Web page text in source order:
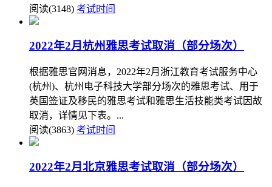
阅读(3148) 考试时间
2022年2月杭州雅思考试取消（部分场次）
根据雅思官网消息，2022年2月浙江教育考试服务中心
(杭州)、杭州电子科技大学部分场次的雅思考试、用于
英国签证及移民的雅思考试和雅思生活技能类考试因故
取消，详情见下表。...
阅读(3863) 考试时间
2022年2月北京雅思考试取消（部分场次）